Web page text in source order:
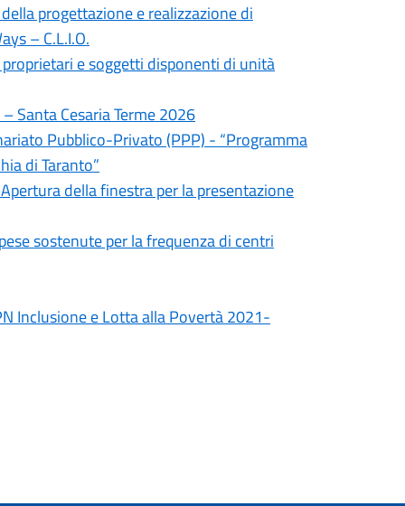
progettazione e realizzazione di
– C.L.I.O.
e soggetti disponenti di unità
Santa Cesaria Terme 2026
Pubblico-Privato (PPP) - “Programma
di Taranto”
della finestra per la presentazione
sostenute per la frequenza di centri
Inclusione e Lotta alla Povertà 2021-